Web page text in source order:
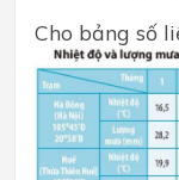
Cho bảng số